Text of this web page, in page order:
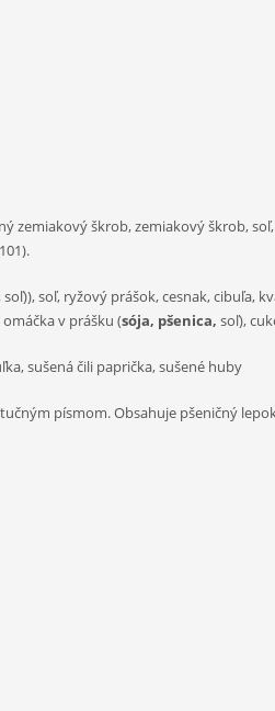
zemiakový škrob, zemiakový škrob, soľ,
soľ)), soľ, ryžový prášok, cesnak, cibuľa,
omáčka v prášku (sója, pšenica, soľ),
sušená čili paprička, sušené huby
písmom. Obsahuje pšeničný